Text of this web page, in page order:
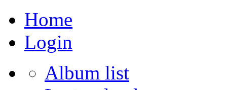
Home
Login
Album list